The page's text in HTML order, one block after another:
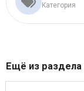
Категория
Ещё из раздела